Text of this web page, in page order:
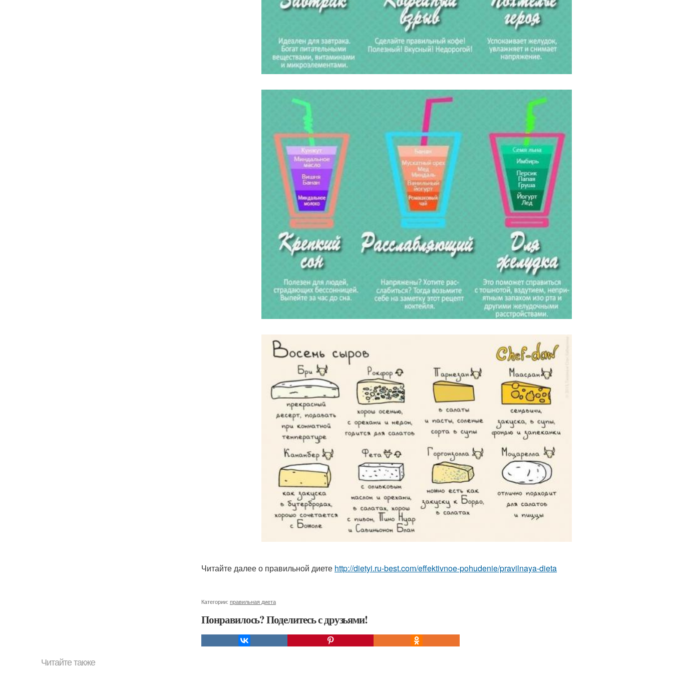
Читайте далее о правильной диете http://dietyi.ru-best.com/effektivnoe-pohudenie/pravilnaya-dieta
Категории: правильная диета
Понравилось? Поделитесь с друзьями!
Читайте также